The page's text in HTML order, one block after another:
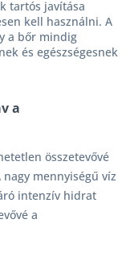
tartós javítása
kell használni. A
a bőr mindig
és egészségesnek
a
összetevővé
mennyiségű víz
intenzív hidrat
a